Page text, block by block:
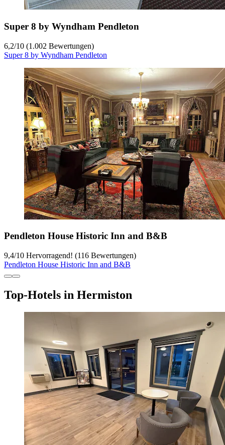
Super 8 by Wyndham Pendleton
6,2/10 (1.002 Bewertungen)
Super 8 by Wyndham Pendleton
Pendleton House Historic Inn and B&B
9,4/10 Hervorragend! (116 Bewertungen)
Pendleton House Historic Inn and B&B
Top-Hotels in Hermiston